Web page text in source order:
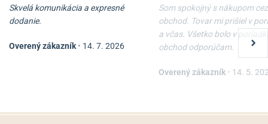
Skvelá komunikácia a expresné
dodanie.
Overený zákazník • 14. 7. 2026
Som spokojný s nákupom cez
obchod. Tovar mi prišiel v
a včas. Všetko bolo v
obchod odporúčam.
Overený zákazník • 14. 5.